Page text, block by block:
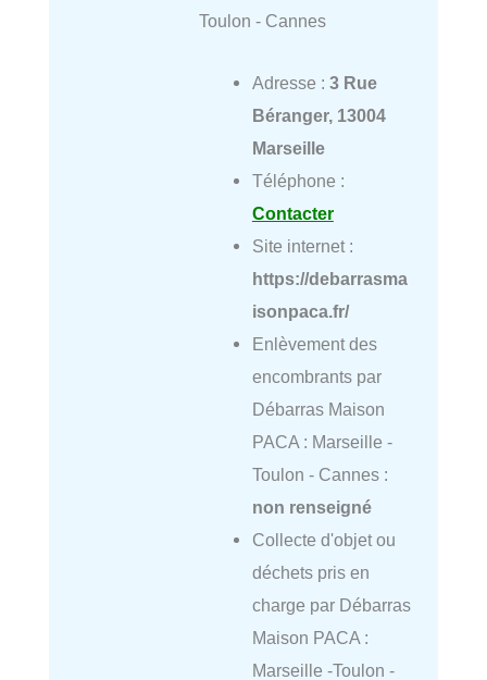
Toulon - Cannes
Adresse : 3 Rue
Béranger, 13004
Marseille
Téléphone :
Contacter
Site internet :
https://debarrasma
isonpaca.fr/
Enlèvement des
encombrants par
Débarras Maison
PACA : Marseille -
Toulon - Cannes :
non renseigné
Collecte d'objet ou
déchets pris en
charge par Débarras
Maison PACA :
Marseille -Toulon -